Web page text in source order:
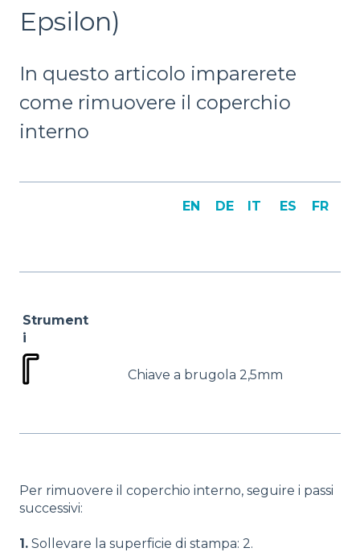
Epsilon)
In questo articolo imparerete
come rimuovere il coperchio
interno
EN DE IT ES FR
Strument
i
Chiave a brugola 2,5mm
Per rimuovere il coperchio interno, seguire i passi
successivi:
1. Sollevare la superficie di stampa: 2.